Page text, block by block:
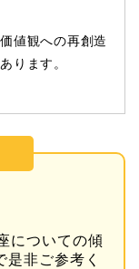
値観への再創造
ります。
についての傾
非ご参考く